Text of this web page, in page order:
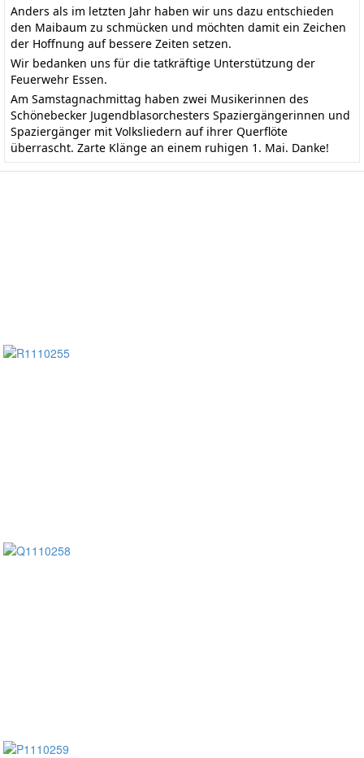
Anders als im letzten Jahr haben wir uns dazu entschieden
den Maibaum zu schmücken und möchten damit ein Zeichen
der Hoffnung auf bessere Zeiten setzen.
Wir bedanken uns für die tatkräftige Unterstützung der
Feuerwehr Essen.
Am Samstagnachmittag haben zwei Musikerinnen des
Schönebecker Jugendblasorchesters Spaziergängerinnen und
Spaziergänger mit Volksliedern auf ihrer Querflöte
überrascht. Zarte Klänge an einem ruhigen 1. Mai. Danke!